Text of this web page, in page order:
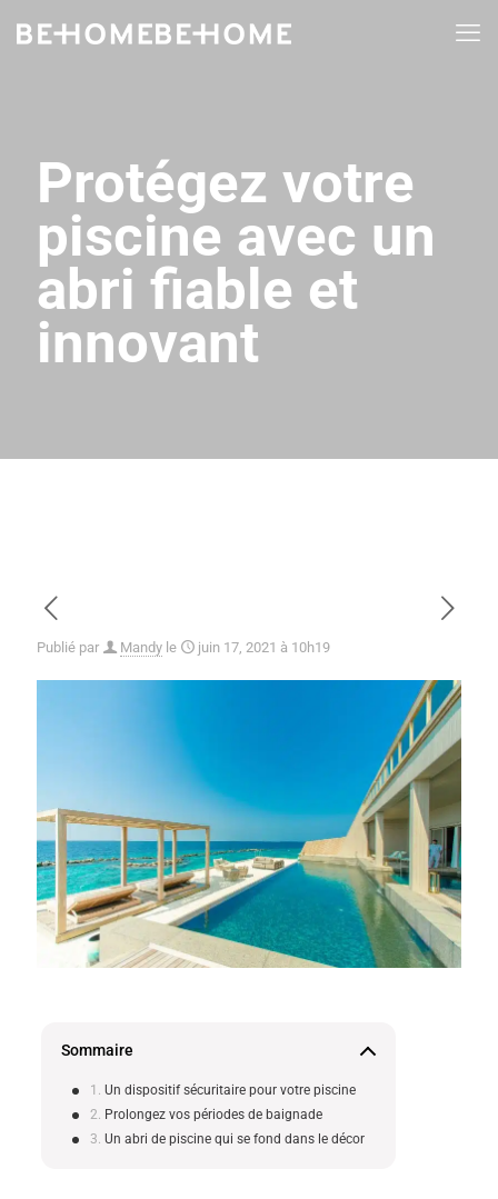
Protégez votre
piscine avec un
abri fiable et
innovant
Publié par Mandy le juin 17, 2021 à 10h19
Sommaire
Un dispositif sécuritaire pour votre piscine
Prolongez vos périodes de baignade
Un abri de piscine qui se fond dans le décor